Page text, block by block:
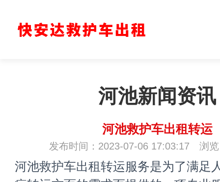
河池新闻资讯
河池救护车出租转运
发布时间：2023-07-06 17:03:17 浏览
河池救护车出租转运服务是为了满足